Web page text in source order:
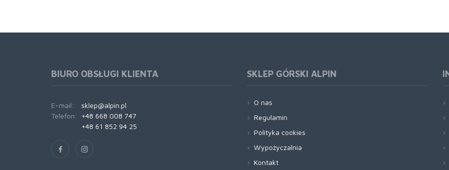
BIURO OBSŁUGI KLIENTA
E-mail:
sklep@alpin.pl
Telefon:
+48 668 008 747
+48 61 852 94 25
SKLEP GÓRSKI ALPIN
O nas
Regulamin
Polityka cookies
Wypożyczalnia
Kontakt